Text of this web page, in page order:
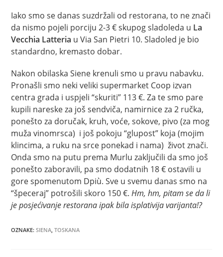
Iako smo se danas suzdržali od restorana, to ne znači
da nismo pojeli porciju 2-3 € skupog sladoleda u La
Vecchia Latteria u Via San Pietri 10. Sladoled je bio
standardno, kremasto dobar.
Nakon obilaska Siene krenuli smo u pravu nabavku.
Pronašli smo neki veliki supermarket Coop izvan
centra grada i uspjeli “skuriti” 113 €. Za te smo pare
kupili nareske za još sendviča, namirnice za 2 ručka,
ponešto za doručak, kruh, voće, sokove, pivo (za mog
muža vinomrsca) i još pokoju “glupost” koja (mojim
klincima, a ruku na srce ponekad i nama) život znači.
Onda smo na putu prema Murlu zaključili da smo još
ponešto zaboravili, pa smo dodatnih 18 € ostavili u
gore spomenutom Dpiù. Sve u svemu danas smo na
“špeceraj” potrošili skoro 150 €.Hm, hm, pitam se da li
je posjećivanje restorana ipak bila isplativija varijanta!?
OZNAKE:SIENA, TOSKANA